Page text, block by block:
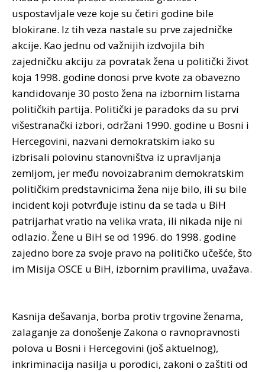
uspostavljale veze koje su četiri godine bile
blokirane. Iz tih veza nastale su prve zajedničke
akcije. Kao jednu od važnijih izdvojila bih
zajedničku akciju za povratak žena u politički život
koja 1998. godine donosi prve kvote za obavezno
kandidovanje 30 posto žena na izbornim listama
političkih partija. Politički je paradoks da su prvi
višestranački izbori, održani 1990. godine u Bosni i
Hercegovini, nazvani demokratskim iako su
izbrisali polovinu stanovništva iz upravljanja
zemljom, jer među novoizabranim demokratskim
političkim predstavnicima žena nije bilo, ili su bile
incident koji potvrđuje istinu da se tada u BiH
patrijarhat vratio na velika vrata, ili nikada nije ni
odlazio. Žene u BiH se od 1996. do 1998. godine
zajedno bore za svoje pravo na političko učešće, što
im Misija OSCE u BiH, izbornim pravilima, uvažava.
Kasnija dešavanja, borba protiv trgovine ženama,
zalaganje za donošenje Zakona o ravnopravnosti
polova u Bosni i Hercegovini (još aktuelnog),
inkriminacija nasilja u porodici, zakoni o zaštiti od